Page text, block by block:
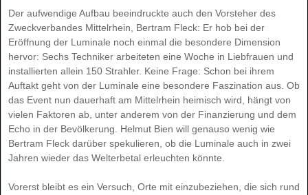
Der aufwendige Aufbau beeindruckte auch den Vorsteher des
Zweckverbandes Mittelrhein, Bertram Fleck: Er hob bei der
Eröffnung der Luminale noch einmal die besondere Dimension
hervor: Sechs Techniker arbeiteten eine Woche in Liebfrauen und
installierten allein 150 Strahler. Keine Frage: Schon bei ihrem
Auftakt geht von der Luminale eine besondere Faszination aus. Ob
das Event nun dauerhaft am Mittelrhein heimisch wird, hängt von
vielen Faktoren ab, unter anderem von der Finanzierung und dem
Echo in der Bevölkerung. Helmut Bien will genauso wenig wie
Bertram Fleck darüber spekulieren, ob die Luminale auch in zwei
Jahren wieder das Welterbetal erleuchten könnte.
Vorerst bleibt es ein Versuch, Orte mit einzubeziehen, die sich rund